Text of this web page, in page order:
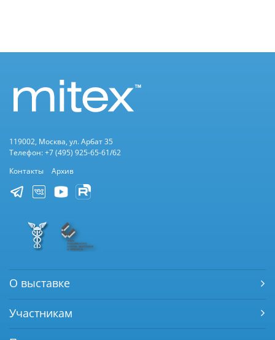
119002, Москва, ул. Арбат 35
Телефон: +7 (495) 925-65-61/62
Контакты
Архив
О выставке
Участникам